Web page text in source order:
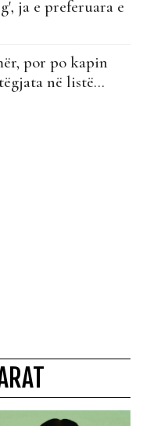
ja e preferuara e
por po kapin
në listë...